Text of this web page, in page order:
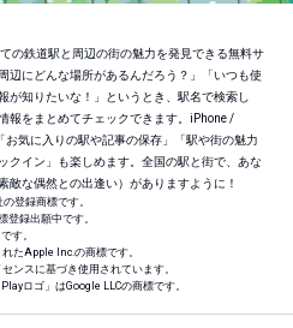
の鉄道駅と周辺の街の魅力を発見できる無料サ
辺にどんな場所があるんだろう？」「いつも使
が知りたいな！」というとき、駅名で検索し
報をまとめてチェックできます。iPhone /
気に入りの駅や記事の保存」「駅や街の魅力
クイン」も楽しめます。全国の駅と街で、あな
敵な偶然との出逢い）がありますように！
登録商標です。
登録出願中です。
す。
たApple Inc.の商標です。
ンスに基づき使用されています。
ロゴ」はGoogle LLCの商標です。